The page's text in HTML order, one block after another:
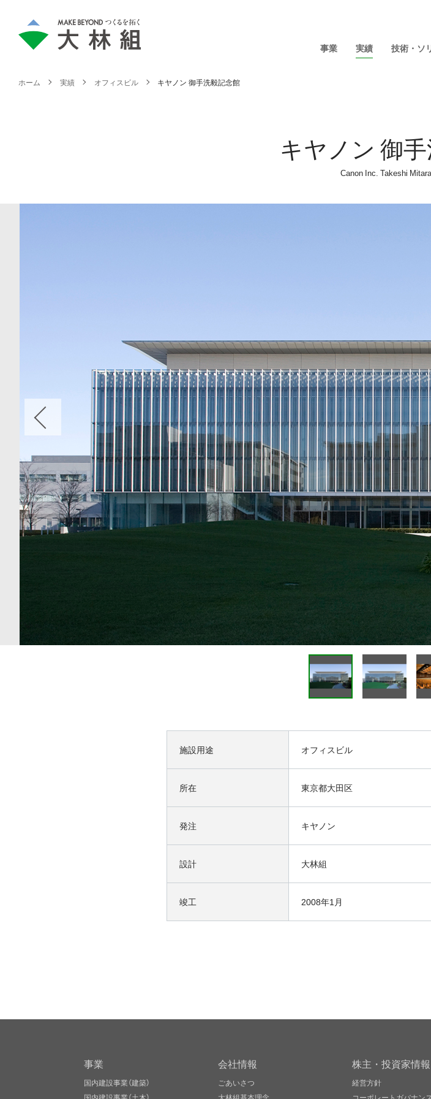
事業 実績 技術・ソ
ホーム 実績 オフィスビル キヤノン 御手洗毅記念館
キヤノン 御
Canon Inc. Takeshi
施設用途 オフィスビル
所在 東京都大田区
発注 キヤノン
設計 大林組
竣工 2008年1月
事業
国内建設事業（建築）
会社情報
ごあいさつ
株主・投資家情報
経営方針